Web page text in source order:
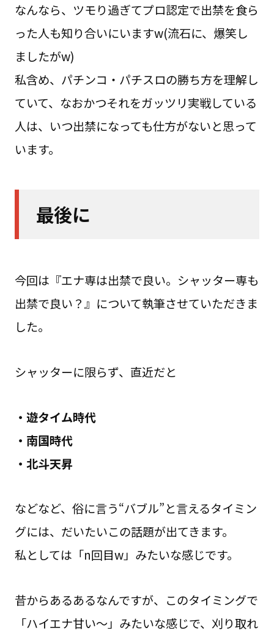
なんなら、ツモり過ぎてプロ認定で出禁を食ら
った人も知り合いにいますw(流石に、爆笑し
ましたがw)
私含め、パチンコ・パチスロの勝ち方を理解し
ていて、なおかつそれをガッツリ実戦している
人は、いつ出禁になっても仕方がないと思って
います。
最後に
今回は『エナ専は出禁で良い。シャッター専も
出禁で良い？』について執筆させていただきま
した。
シャッターに限らず、直近だと
・遊タイム時代
・南国時代
・北斗天昇
などなど、俗に言う“バブル”と言えるタイミン
グには、だいたいこの話題が出てきます。
私としては「n回目w」みたいな感じです。
昔からあるあるなんですが、このタイミングで
「ハイエナ甘い〜」みたいな感じで、刈り取れ